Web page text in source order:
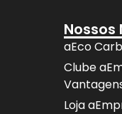
Nossos
aEco
Clube
Loja